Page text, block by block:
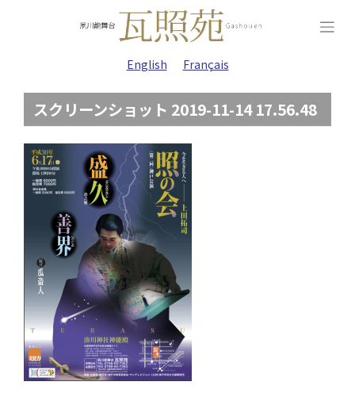
English Français
スクリーンショット 2019-11-14 17.56.48